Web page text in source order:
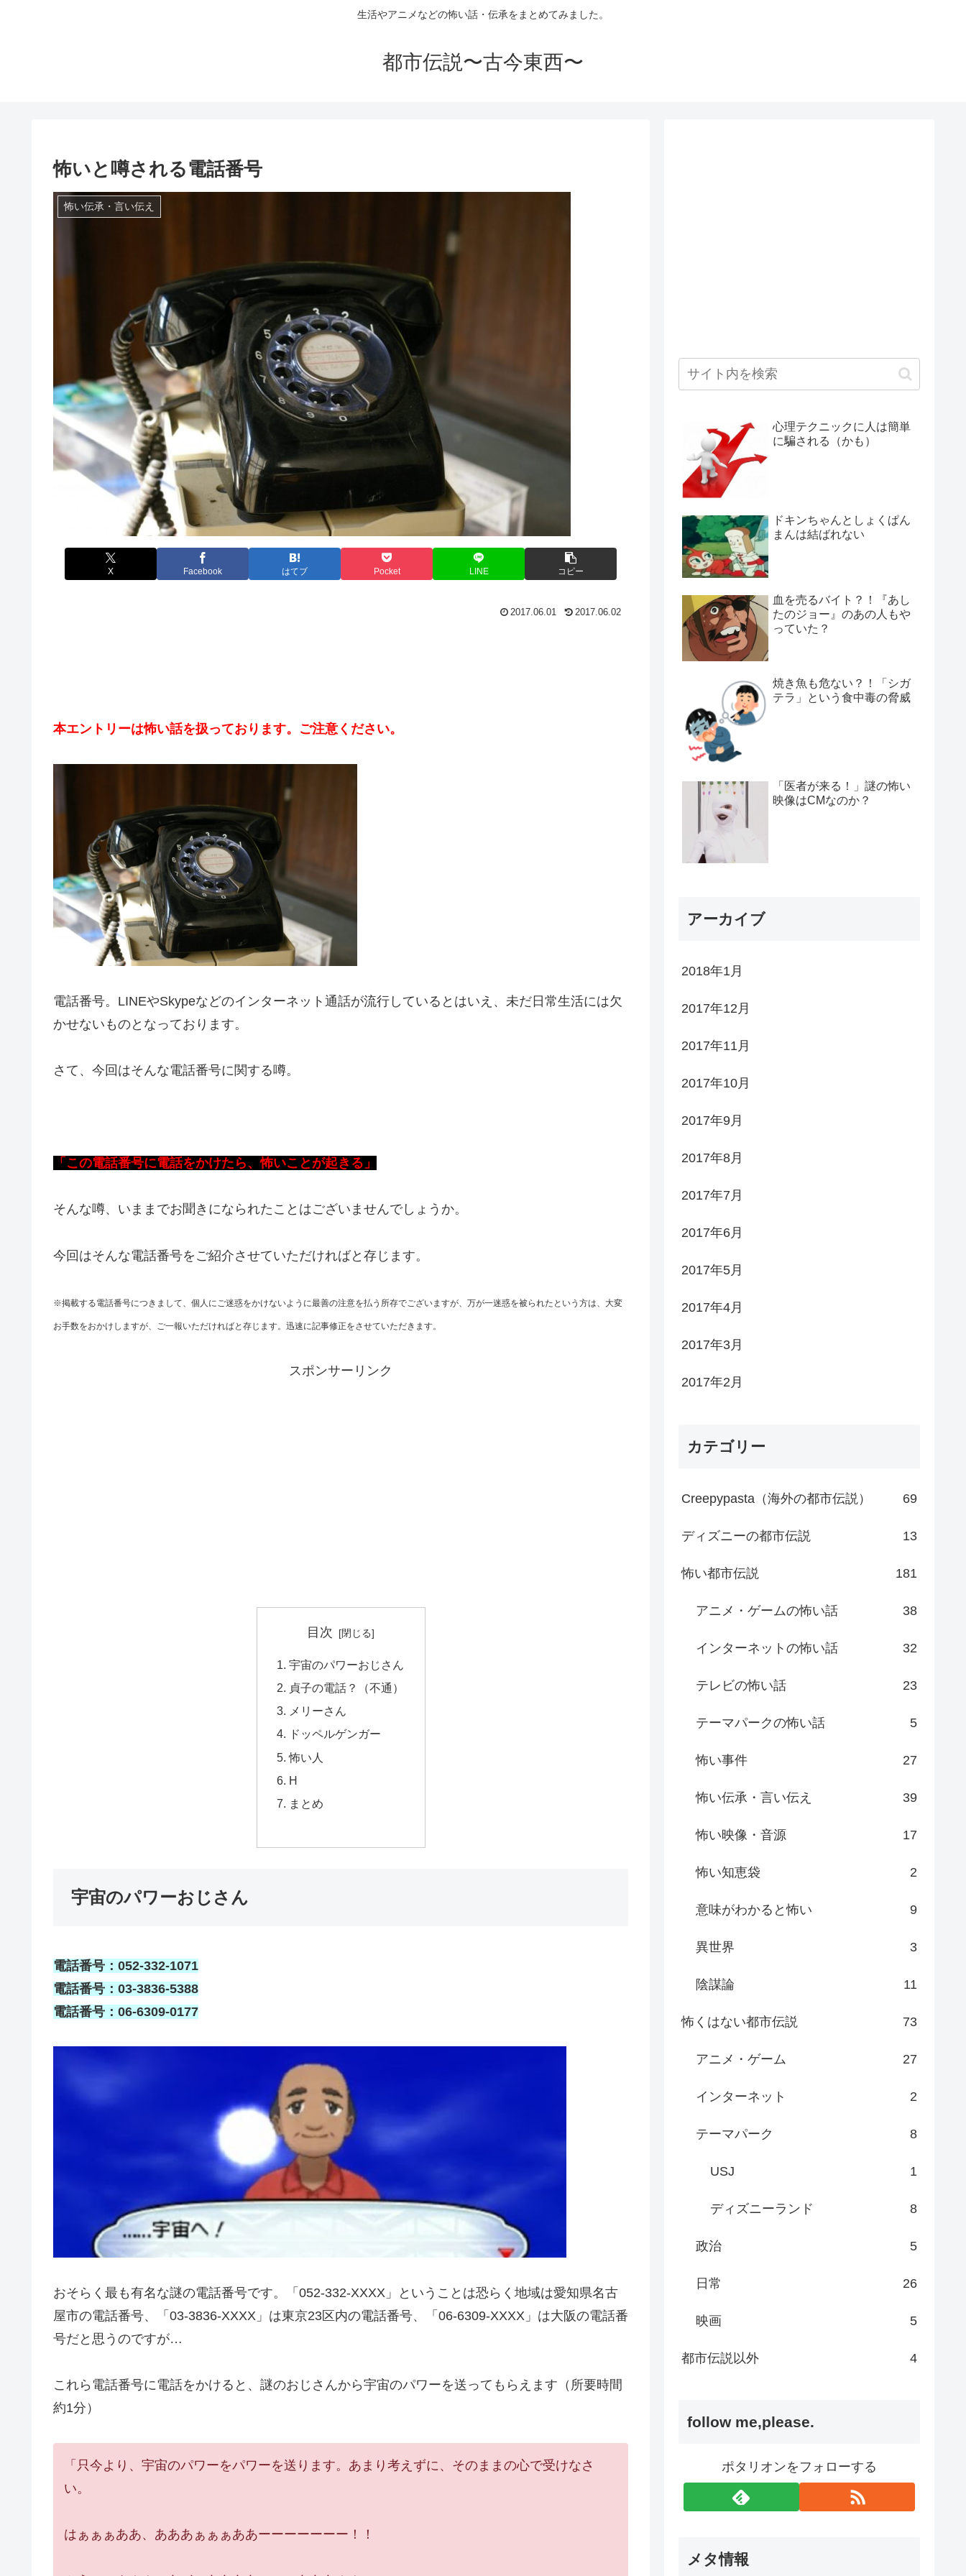
生活やアニメなどの怖い話・伝承をまとめてみました。
都市伝説〜古今東西〜
怖いと噂される電話番号
怖い伝承・言い伝え
X Facebook はてブ Pocket LINE コピー
2017.06.01 2017.06.02
本エントリーは怖い話を扱っております。ご注意ください。
電話番号。LINEやSkypeなどのインターネット通話が流行しているとはいえ、未だ日常生活には欠
かせないものとなっております。
さて、今回はそんな電話番号に関する噂。
「この電話番号に電話をかけたら、怖いことが起きる」
そんな噂、いままでお聞きになられたことはございませんでしょうか。
今回はそんな電話番号をご紹介させていただければと存じます。
※掲載する電話番号につきまして、個人にご迷惑をかけないように最善の注意を払う所存でございますが、万が一迷惑を被られたという方は、大変
お手数をおかけしますが、ご一報いただければと存じます。迅速に記事修正をさせていただきます。
スポンサーリンク
目次
宇宙のパワーおじさん
貞子の電話？（不通）
メリーさん
ドッペルゲンガー
怖い人
H
まとめ
宇宙のパワーおじさん
電話番号：052-332-1071
電話番号：03-3836-5388
電話番号：06-6309-0177
おそらく最も有名な謎の電話番号です。「052-332-XXXX」ということは恐らく地域は愛知県名古
屋市の電話番号、「03-3836-XXXX」は東京23区内の電話番号、「06-6309-XXXX」は大阪の電話番
号だと思うのですが…
これら電話番号に電話をかけると、謎のおじさんから宇宙のパワーを送ってもらえます（所要時間
約1分）
「只今より、宇宙のパワーをパワーを送ります。あまり考えずに、そのままの心で受けなさ
い。
はぁぁぁああ、あああぁぁぁああーーーーーーー！！
心理テクニックに人は簡単
に騙される（かも）
ドキンちゃんとしょくぱん
まんは結ばれない
血を売るバイト？！『あし
たのジョー』のあの人もや
っていた？
焼き魚も危ない？！「シガ
テラ」という食中毒の脅威
「医者が来る！」謎の怖い
映像はCMなのか？
アーカイブ
2018年1月
2017年12月
2017年11月
2017年10月
2017年9月
2017年8月
2017年7月
2017年6月
2017年5月
2017年4月
2017年3月
2017年2月
カテゴリー
Creepypasta（海外の都市伝説） 69
ディズニーの都市伝説 13
怖い都市伝説 181
アニメ・ゲームの怖い話 38
インターネットの怖い話 32
テレビの怖い話 23
テーマパークの怖い話 5
怖い事件 27
怖い伝承・言い伝え 39
怖い映像・音源 17
怖い知恵袋 2
意味がわかると怖い 9
異世界 3
陰謀論 11
怖くはない都市伝説 73
アニメ・ゲーム 27
インターネット 2
テーマパーク 8
USJ 1
ディズニーランド 8
政治 5
日常 26
映画 5
都市伝説以外 4
follow me,please.
ポタリオンをフォローする
メタ情報